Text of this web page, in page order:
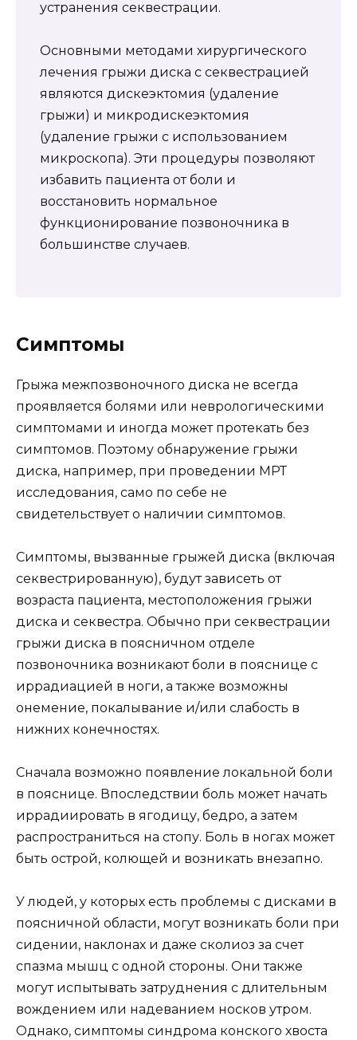
устранения секвестрации.
Основными методами хирургического
лечения грыжи диска с секвестрацией
являются дискеэктомия (удаление
грыжи) и микродискеэктомия
(удаление грыжи с использованием
микроскопа). Эти процедуры позволяют
избавить пациента от боли и
восстановить нормальное
функционирование позвоночника в
большинстве случаев.
Симптомы
Грыжа межпозвоночного диска не всегда
проявляется болями или неврологическими
симптомами и иногда может протекать без
симптомов. Поэтому обнаружение грыжи
диска, например, при проведении МРТ
исследования, само по себе не
свидетельствует о наличии симптомов.
Симптомы, вызванные грыжей диска (включая
секвестрированную), будут зависеть от
возраста пациента, местоположения грыжи
диска и секвестра. Обычно при секвестрации
грыжи диска в поясничном отделе
позвоночника возникают боли в пояснице с
иррадиацией в ноги, а также возможны
онемение, покалывание и/или слабость в
нижних конечностях.
Сначала возможно появление локальной боли
в пояснице. Впоследствии боль может начать
иррадиировать в ягодицу, бедро, а затем
распространиться на стопу. Боль в ногах может
быть острой, колющей и возникать внезапно.
У людей, у которых есть проблемы с дисками в
поясничной области, могут возникать боли при
сидении, наклонах и даже сколиоз за счет
спазма мышц с одной стороны. Они также
могут испытывать затруднения с длительным
вождением или надеванием носков утром.
Однако, симптомы синдрома конского хвоста